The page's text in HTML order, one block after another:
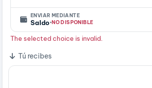
ENVIAR MEDIANTE
Saldo·NO DISPONIBLE
The selected choice is invalid.
Tú recibes